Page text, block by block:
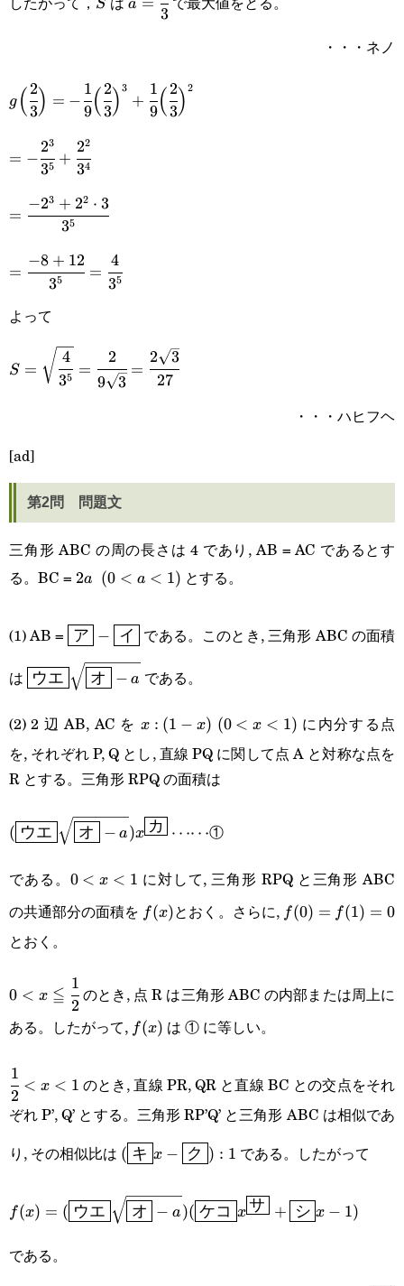
大}&\searrow\\\hline\end{array}
S a
3
・・・ネノ
g\Big(\cfrac{2}
{3}\Big)=-\cfrac{1}
{9}\Big(\cfrac{2}
{9}\Big(\cfrac{2}
g ( 3
2) = −
9
1( 3
2) 3
+
9
1( 3
2) 2
=-\cfrac{2^3}
{3^5}+\cfrac{2^2}
{3^4}
= −
35
23
+
34
22
=\cfrac{-2^3+2^2\cdot3}
=
35
−23 + 22 ⋅ 3
=\cfrac{-8+12}
{3^5}=\cfrac{4}
{3^5}
=
35
−8 + 12
=
35
4
よって
S=\sqrt{\cfrac{4}
{3^5}}=\cfrac{2}
{27}
S =
35
4
=
9 3
2
=
27
2 3
・・・ハヒフヘ
[ad]
第2問 問題文
三角形 ABC の周の長さは 4 であり, AB = AC であるとす
る。BC = 2a\enspace
1)
2a (0 < a < 1) とする。
(1) AB = \boxed{\text{ア}}-
ア − イ である。このとき, 三角形 ABC の面積
は \boxed{\text{ウ
a}
ウエ オ − a である。
(2) 2 辺 AB, AC を x:
(1-
x)
x : (1 − x) (0\lt
x\lt1)
(0 < x < 1) に内分する点
を, それぞれ P, Q とし, 直線 PQ に関して点 A と対称な点を
R とする。三角形 RPQ の面積は
(\boxed{\text{ウ
a})x^{\boxed{\text{カ}}}\cdots\cdots
( ウエ オ − a)x カ ⋯⋯①
である。 0\lt
x\lt1
0 < x < 1 に対して, 三角形 RPQ と三角形 ABC
の共通部分の面積を f(x)
f(x)とおく。さらに, f(0)=f(1)=0
f(0) = f(1) = 0
とおく。
x\leqq\cfrac{1}
0 < x ≦ 2
1
のとき, 点 R は三角形 ABC の内部または周上に
ある。したがって, f(x)
f(x) は ① に等しい。
\cfrac{1}
{2}\lt
2
1
< x < 1 のとき, 直線 PR, QR と直線 BC との交点をそれ
ぞれ P’, Q’ とする。三角形 RP’Q’ と三角形 ABC は相似であ
り, その相似比は (\boxed{\text{キ}}x-
( キ x − ク ) : 1 である。したがって
f(x)=(\boxed{\text{ウ
(\boxed{\text{ケ
f(x) = ( ウエ オ − a)( ケコ x サ + シ x − 1)
である。